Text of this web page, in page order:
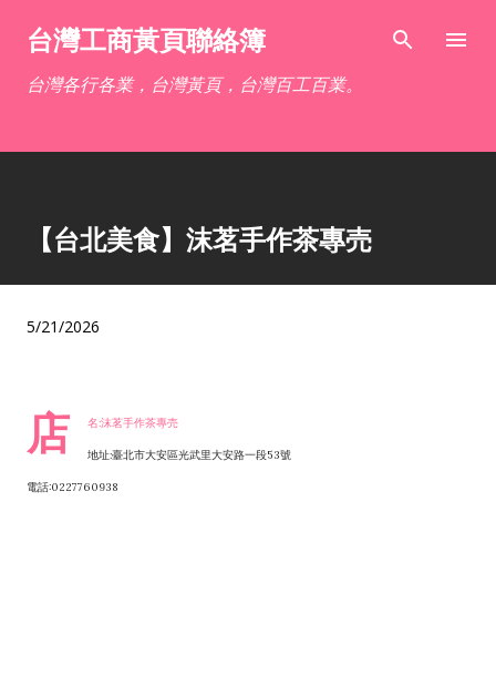
跳到主要內容
台灣工商黃頁聯絡簿
台灣各行各業，台灣黃頁，台灣百工百業。
【台北美食】沫茗手作茶專売
5/21/2026
店 名:沫茗手作茶專売
地址:臺北市大安區光武里大安路一段53號
電話:0227760938